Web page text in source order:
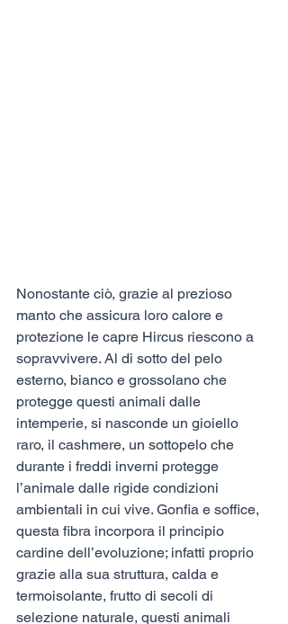
Nonostante ciò, grazie al prezioso
manto che assicura loro calore e
protezione le capre Hircus riescono a
sopravvivere. Al di sotto del pelo
esterno, bianco e grossolano che
protegge questi animali dalle
intemperie, si nasconde un gioiello
raro, il cashmere, un sottopelo che
durante i freddi inverni protegge
l’animale dalle rigide condizioni
ambientali in cui vive. Gonfia e soffice,
questa fibra incorpora il principio
cardine dell’evoluzione; infatti proprio
grazie alla sua struttura, calda e
termoisolante, frutto di secoli di
selezione naturale, questi animali